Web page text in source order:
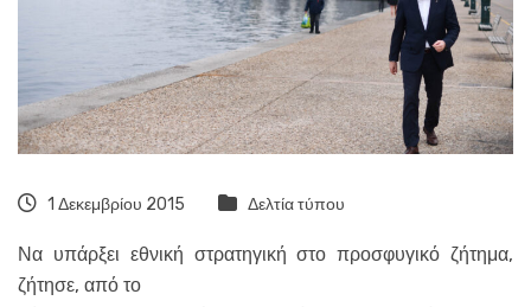
1 Δεκεμβρίου 2015 Δελτία τύπου
Να υπάρξει εθνική στρατηγική στο προσφυγικό ζήτημα,
ζήτησε, από το